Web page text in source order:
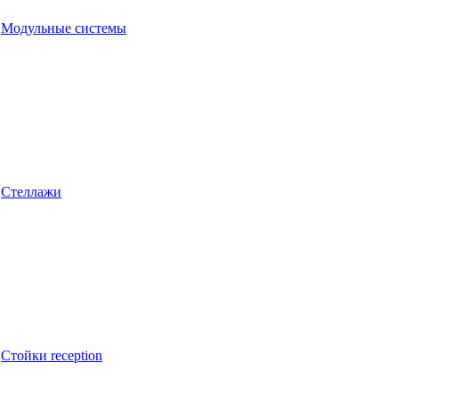
Модульные системы
Стеллажи
Стойки reception